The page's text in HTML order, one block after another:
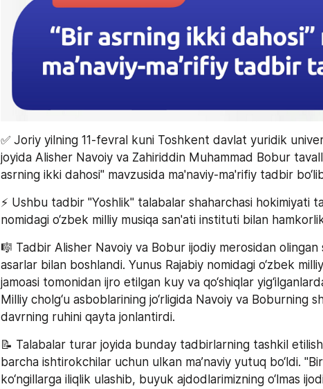
✅ Joriy yilning 11-fevral kuni Toshkent davlat yuridik
joyida Alisher Navoiy va Zahiriddin Muhammad Bobur
asrning ikki dahosi" mavzusida ma'naviy-ma'rifiy tadbir
⚡️ Ushbu tadbir "Yoshlik" talabalar shaharchasi hokimiyati
nomidagi o‘zbek milliy musiqa san'ati instituti bilan
🎼 Tadbir Alisher Navoiy va Bobur ijodiy merosidan olingan
asarlar bilan boshlandi. Yunus Rajabiy nomidagi o‘zbek
jamoasi tomonidan ijro etilgan kuy va qo‘shiqlar
Milliy cholg‘u asboblarining jo‘rligida Navoiy va Boburning
davrning ruhini qayta jonlantirdi.
📝 Talabalar turar joyida bunday tadbirlarning tashkil
barcha ishtirokchilar uchun ulkan ma’naviy yutuq bo‘ldi.
ko‘ngillarga iliqlik ulashib, buyuk ajdodlarimizning o‘lmas